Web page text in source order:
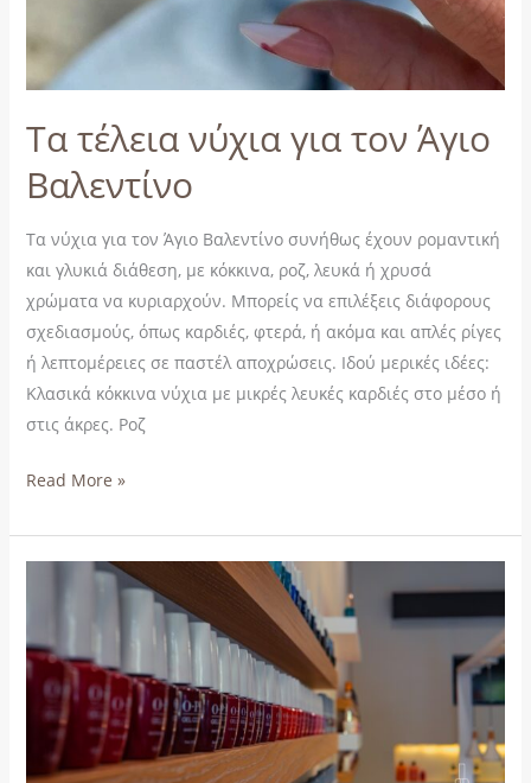
Τα τέλεια νύχια για τον Άγιο
Βαλεντίνο
Τα νύχια για τον Άγιο Βαλεντίνο συνήθως έχουν ρομαντική
και γλυκιά διάθεση, με κόκκινα, ροζ, λευκά ή χρυσά
χρώματα να κυριαρχούν. Μπορείς να επιλέξεις διάφορους
σχεδιασμούς, όπως καρδιές, φτερά, ή ακόμα και απλές ρίγες
ή λεπτομέρειες σε παστέλ αποχρώσεις. Ιδού μερικές ιδέες:
Κλασικά κόκκινα νύχια με μικρές λευκές καρδιές στο μέσο ή
στις άκρες. Ροζ
Read More »
Welcome